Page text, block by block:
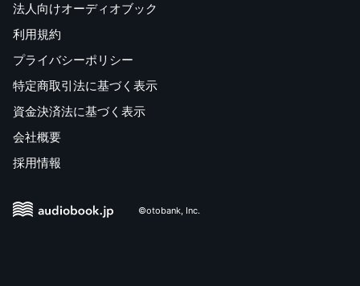
法人向けオーディオブック
利用規約
プライバシーポリシー
特定商取引法に基づく表示
資金決済法に基づく表示
会社概要
採用情報
©otobank, Inc.